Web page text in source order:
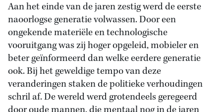
Aan het einde van de jaren zestig werd de eerste
naoorlogse generatie volwassen. Door een
ongekende materiële en technologische
vooruitgang was zij hoger opgeleid, mobieler en
beter geïnformeerd dan welke eerdere generatie
ook. Bij het geweldige tempo van deze
veranderingen staken de politieke verhoudingen
schril af. De wereld werd grotendeels geregeerd